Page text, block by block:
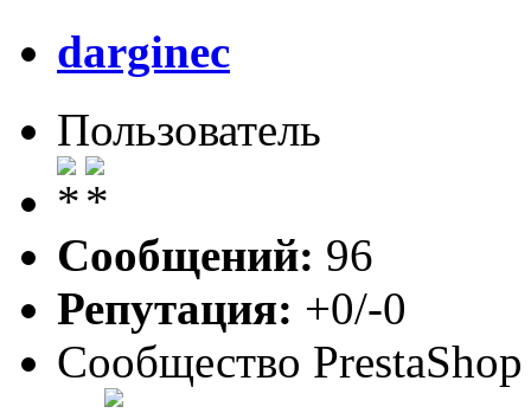
darginec
Пользователь
Сообщений: 96
Репутация: +0/-0
Сообщество PrestaShop